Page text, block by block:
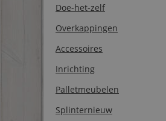
Doe-het-zelf
Overkappingen
Accessoires
Inrichting
Palletmeubelen
Splinternieuw